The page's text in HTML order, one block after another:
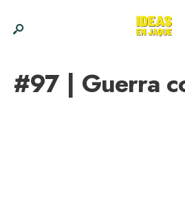
#97 | Guerra